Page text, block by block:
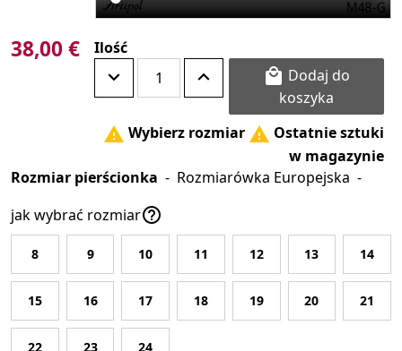
38,00 € Ilość

koszyka
 Wybierz rozmiar  Ostatnie sztuki
w magazynie
Rozmiar pierścionka - Rozmiarówka Europejska -
jak wybrać rozmiar
8 9 10 11 12 13 14
15 16 17 18 19 20 21
22 23 24